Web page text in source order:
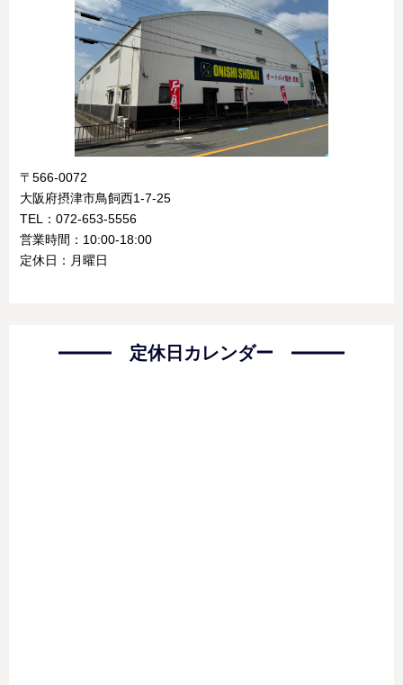
〒566-0072
大阪府摂津市鳥飼西1-7-25
TEL：072-653-5556
営業時間：10:00-18:00
定休日：月曜日
定休日カレンダー